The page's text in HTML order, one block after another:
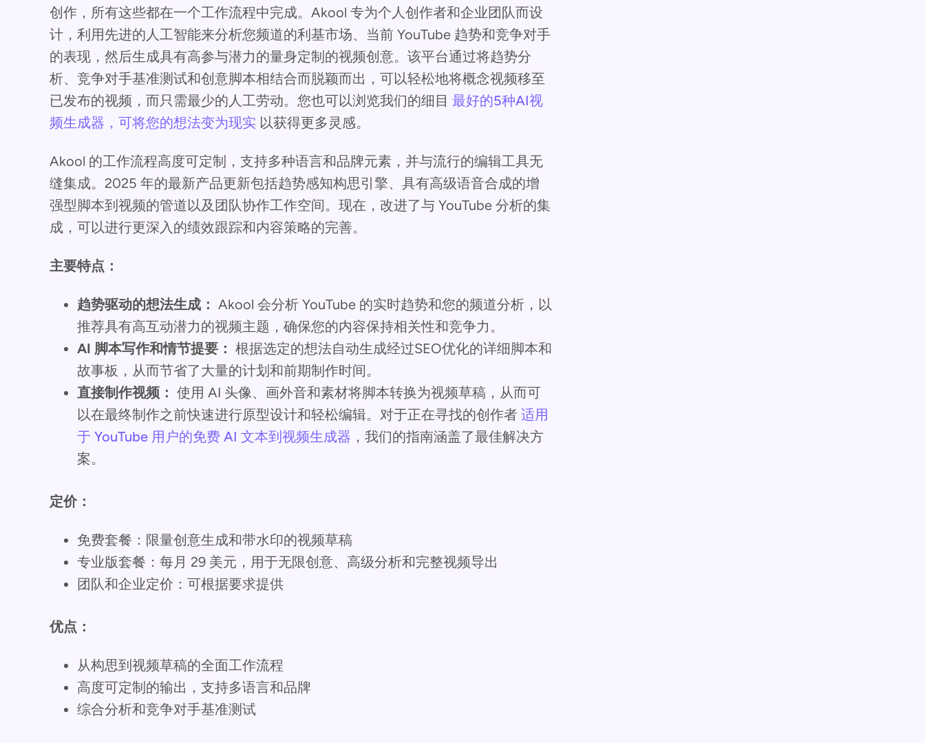
创作，所有这些都在一个工作流程中完成。Akool 专为个人创作者和企业团队而设
计，利用先进的人工智能来分析您频道的利基市场、当前 YouTube 趋势和竞争对手
的表现，然后生成具有高参与潜力的量身定制的视频创意。该平台通过将趋势分
析、竞争对手基准测试和创意脚本相结合而脱颖而出，可以轻松地将概念视频移至
已发布的视频，而只需最少的人工劳动。您也可以浏览我们的细目 最好的5种AI视
频生成器，可将您的想法变为现实 以获得更多灵感。
Akool 的工作流程高度可定制，支持多种语言和品牌元素，并与流行的编辑工具无
缝集成。2025 年的最新产品更新包括趋势感知构思引擎、具有高级语音合成的增
强型脚本到视频的管道以及团队协作工作空间。现在，改进了与 YouTube 分析的集
成，可以进行更深入的绩效跟踪和内容策略的完善。
主要特点：
趋势驱动的想法生成： Akool 会分析 YouTube 的实时趋势和您的频道分析，以
推荐具有高互动潜力的视频主题，确保您的内容保持相关性和竞争力。
AI 脚本写作和情节提要： 根据选定的想法自动生成经过SEO优化的详细脚本和
故事板，从而节省了大量的计划和前期制作时间。
直接制作视频： 使用 AI 头像、画外音和素材将脚本转换为视频草稿，从而可
以在最终制作之前快速进行原型设计和轻松编辑。对于正在寻找的创作者 适用
于 YouTube 用户的免费 AI 文本到视频生成器 ，我们的指南涵盖了最佳解决方
案。
定价：
免费套餐：限量创意生成和带水印的视频草稿
专业版套餐：每月 29 美元，用于无限创意、高级分析和完整视频导出
团队和企业定价：可根据要求提供
优点：
从构思到视频草稿的全面工作流程
高度可定制的输出，支持多语言和品牌
综合分析和竞争对手基准测试